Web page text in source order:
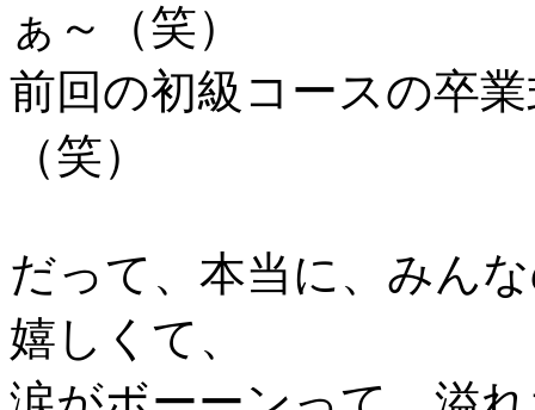
ぁ～（笑）
前回の初級コースの卒
（笑）
だって、本当に、みん
嬉しくて、